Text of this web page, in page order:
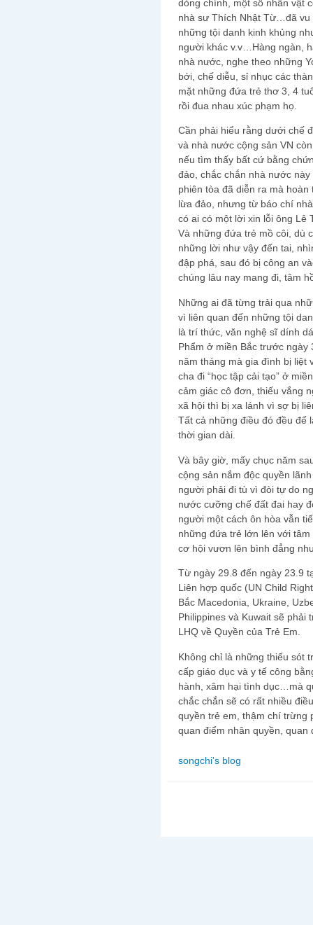
dòng chính, một số nhân vật
nhà sư Thích Nhật Từ…đã vu
những tội danh kinh khủng
người khác v.v…Hàng ngàn,
nhà nước, nghe theo những
bới, chế diễu, sỉ nhục các
mặt những đứa trẻ thơ 3, 4
rồi đua nhau xúc phạm họ.
Cần phải hiểu rằng dưới chế
và nhà nước cộng sản VN
nếu tìm thấy bất cứ bằng
đảo, chắc chắn nhà nước
phiên tòa đã diễn ra mà
lừa đảo, nhưng từ báo chí
có ai có một lời xin lỗi ông Lê
Và những đứa trẻ mồ côi, dù
những lời như vậy đến tai,
đập phá, sau đó bị công an
chúng lâu nay mang đi, tâm
Những ai đã từng trải qua
vì liên quan đến những tội
là trí thức, văn nghệ sĩ dính
Phẩm ở miền Bắc trước
năm tháng mà gia đình bị liệt
cha đi “học tập cải tạo” ở
cảm giác cô đơn, thiếu vắng
xã hội thì bị xa lánh vì sợ bị
Tất cả những điều đó đều để
thời gian dài.
Và bây giờ, mấy chục năm
cộng sản nắm độc quyền
người phải đi tù vì đòi tự do
nước cưỡng chế đất đai hay
người một cách ôn hòa vẫn
những đứa trẻ lớn lên với
cơ hội vươn lên bình đẳng
Từ ngày 29.8 đến ngày 23.9
Liên hợp quốc (UN Child
Bắc Macedonia, Ukraine,
Philippines và Kuwait sẽ
LHQ về Quyền của Trẻ Em.
Không chỉ là những thiếu sót
cấp giáo dục và y tế công
hành, xâm hại tình dục…mà
chắc chắn sẽ có rất nhiều
quyền trẻ em, thậm chí trừng
quan điểm nhân quyền, quan
songchi's blog